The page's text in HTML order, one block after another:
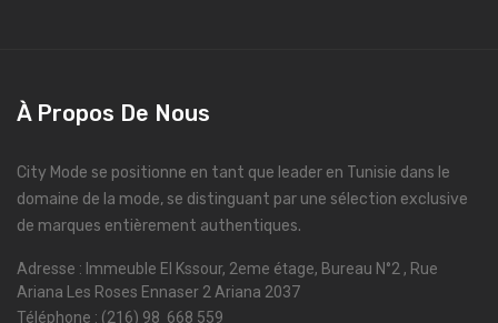
À Propos De Nous
City Mode se positionne en tant que leader en Tunisie dans le
domaine de la mode, se distinguant par une sélection exclusive
de marques entièrement authentiques.
Adresse : Immeuble El Kssour, 2eme étage, Bureau N°2 , Rue
Ariana Les Roses Ennaser 2 Ariana 2037
Téléphone : (216) 98 668 559